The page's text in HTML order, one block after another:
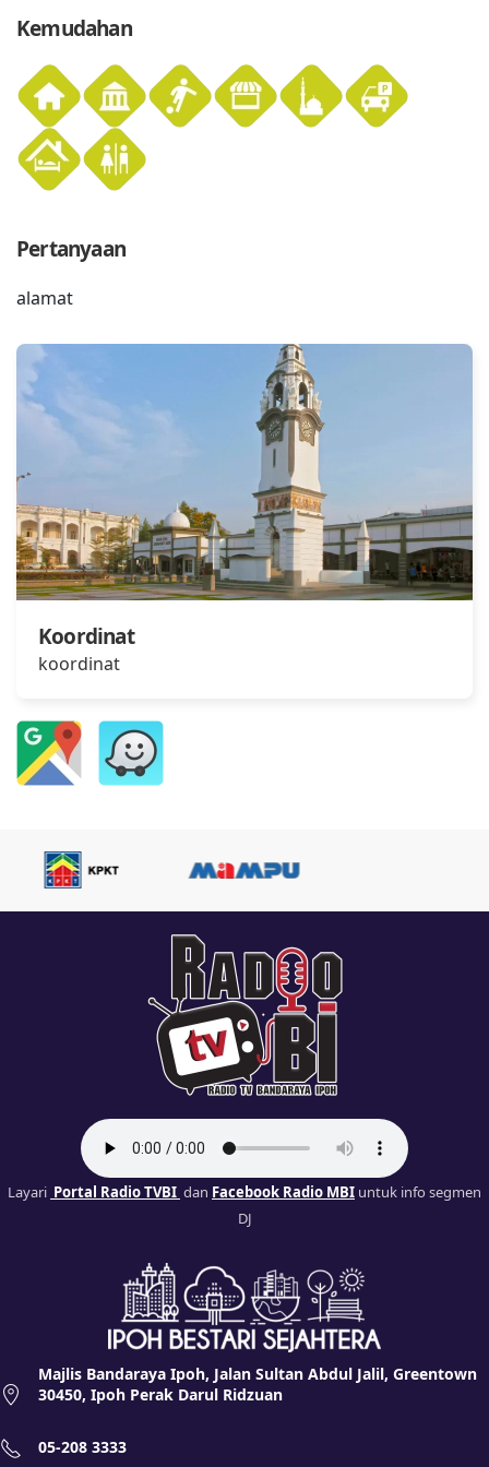
Kemudahan
Pertanyaan
alamat
Koordinat
koordinat
Layari Portal Radio TVBI dan Facebook Radio MBI untuk info segmen
DJ
Majlis Bandaraya Ipoh, Jalan Sultan Abdul Jalil, Greentown
30450, Ipoh Perak Darul Ridzuan
05-208 3333